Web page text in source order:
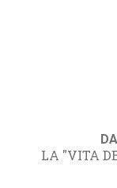
LA "VITA